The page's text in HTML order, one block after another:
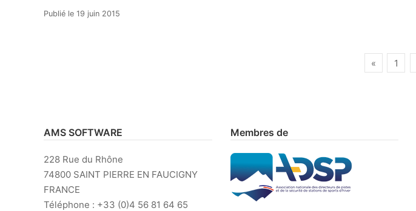
Publié le 19 juin 2015
« 1
AMS SOFTWARE
228 Rue du Rhône
74800 SAINT PIERRE EN FAUCIGNY
FRANCE
Téléphone : +33 (0)4 56 81 64 65
Membres de